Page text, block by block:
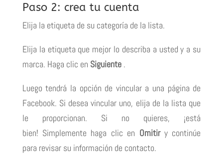
Paso 2: crea tu cuenta
Elija la etiqueta de su categoría de la lista.
Elija la etiqueta que mejor lo describa a usted y a su
marca. Haga clic en Siguiente .
Luego tendrá la opción de vincular a una página de
Facebook. Si desea vincular uno, elija de la lista que
le proporcionan.
Si no quieres, ¡está
bien! Simplemente haga clic en Omitir y continúe
para revisar su información de contacto.